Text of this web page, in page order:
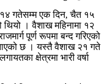
गतेसम्म एक दिन, चैत १५
थियो । वैशाख महिनामा १२
पूर्ण रूपमा बन्द गरिएको
छ । यस्तै वैशाख २१ गते
क्षेत्रमा भारी वर्षा